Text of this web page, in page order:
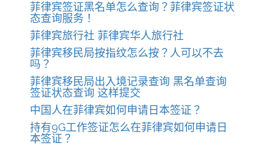
菲律宾签证黑名单怎么查询？菲律宾签证状
态查询服务！
菲律宾旅行社 菲律宾华人旅行社
菲律宾移民局按指纹怎么按？人可以不去
吗？
菲律宾移民局出入境记录查询 黑名单查询
签证状态查询 这样提交
中国人在菲律宾如何申请日本签证？
持有9G工作签证怎么在菲律宾如何申请日
本签证？